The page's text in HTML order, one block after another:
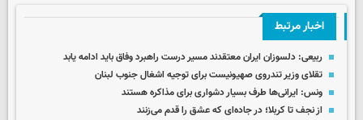
اخبار مرتبط
ربیعی: دلسوزان ایران معتقدند مسیر درست راهبرد وفاق باید ادامه یابد
تقلای وزیر تندروی صهیونیست برای توجیه اشغال جنوب لبنان
ونس: ایرانی‌ها طرف بسیار دشواری برای مذاکره هستند
از نجف تا کربلا؛ در جاده‌ای که عشق را قدم می‌زنند